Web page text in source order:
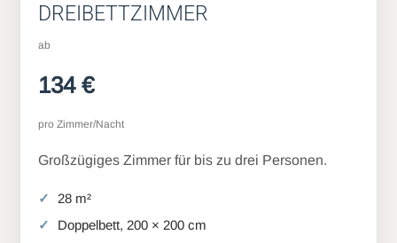
DREIBETTZIMMER
ab
134 €
pro Zimmer/Nacht
Großzügiges Zimmer für bis zu drei Personen.
28 m²
Doppelbett, 200 × 200 cm